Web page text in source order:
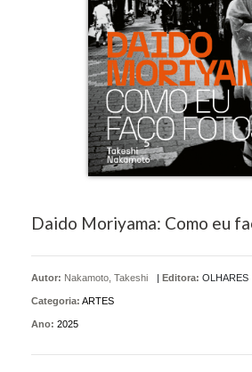
Daido Moriyama: Como eu
Autor: Nakamoto, Takeshi | Editora: OLHARES
Categoria: ARTES
Ano: 2025